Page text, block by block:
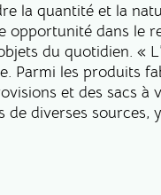
la quantité et la
opportunité dans le
du quotidien. «
Parmi les produits
et des sacs à
diverses sources,